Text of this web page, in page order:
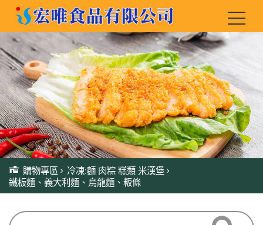
購物專區
冷凍:麵 肉粽 糕類 米漢堡
鐵板麵、義大利麵、烏龍麵、粄條